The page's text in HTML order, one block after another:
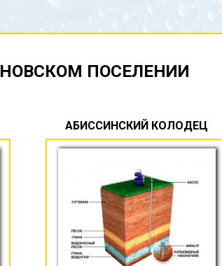
ПОСЕЛЕНИИ
АБИССИНСКИЙ КОЛОДЕЦ